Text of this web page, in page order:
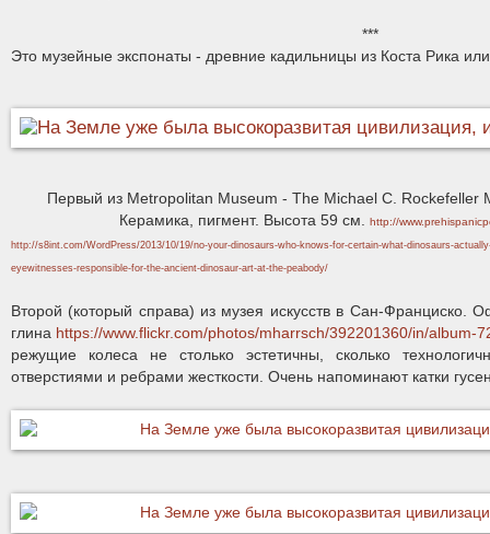
***
Это музейные экспонаты - древние кадильницы из Коста Рика
Первый из Metropolitan Museum - The Michael C. Rockefeller
Керамика, пигмент. Высота 59 см. http://
http://s8int.com/WordPress/2013/10/19/no-your-dinosaurs-who-knows-for-certain-what-dinosaurs-
eyewitnesses-responsible-for-the-ancient-dinosaur-art-at-the-peabody/
Второй (который справа) из музея искусств в Сан-Франциско.
глина https://www.flickr.com/photos/mharrsch/392201360/in/album-
режущие колеса не столько эстетичны, сколько
отверстиями и ребрами жесткости. Очень напоминают катки